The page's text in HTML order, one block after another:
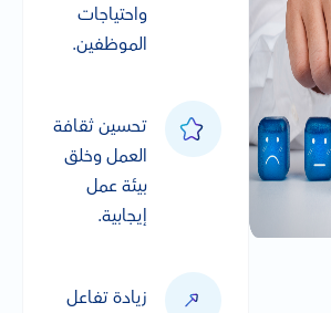
واحتياجات
الموظفين.
تحسين ثقافة
العمل وخلق
بيئة عمل
إيجابية.
زيادة تفاعل